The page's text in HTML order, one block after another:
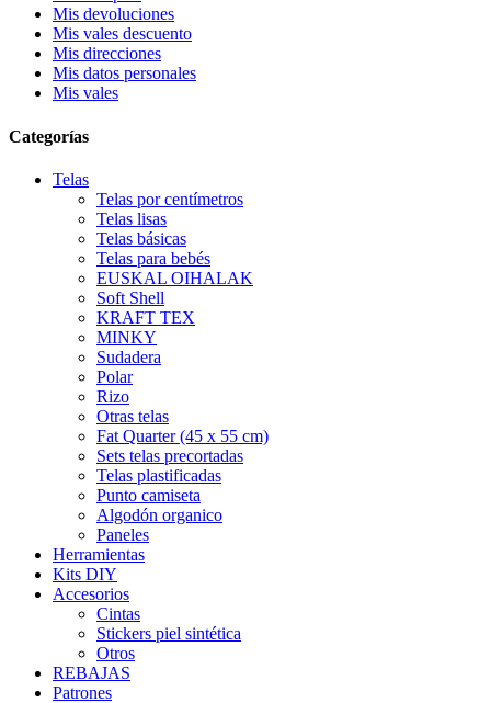
Mis devoluciones
Mis vales descuento
Mis direcciones
Mis datos personales
Mis vales
Categorías
Telas
Telas por centímetros
Telas lisas
Telas básicas
Telas para bebés
EUSKAL OIHALAK
Soft Shell
KRAFT TEX
MINKY
Sudadera
Polar
Rizo
Otras telas
Fat Quarter (45 x 55 cm)
Sets telas precortadas
Telas plastificadas
Punto camiseta
Algodón organico
Paneles
Herramientas
Kits DIY
Accesorios
Cintas
Stickers piel sintética
Otros
REBAJAS
Patrones